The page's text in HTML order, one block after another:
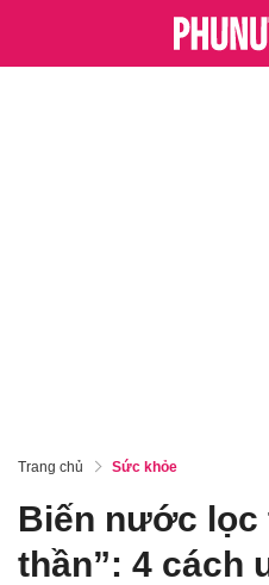
Trang chủ Sức khỏe
Biến nước lọc
thần”: 4 cách